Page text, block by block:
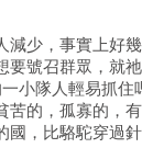
少，事實上好
號召群眾，就
小隊人輕易抓
苦的，孤寡的，
，比駱駝穿過針